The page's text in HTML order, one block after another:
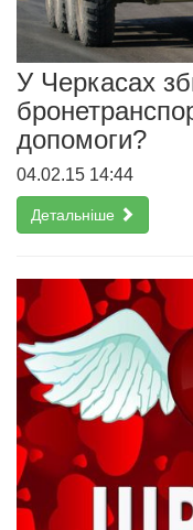
У Черкасах
допомоги?
04.02.15 14:44
Детальніше